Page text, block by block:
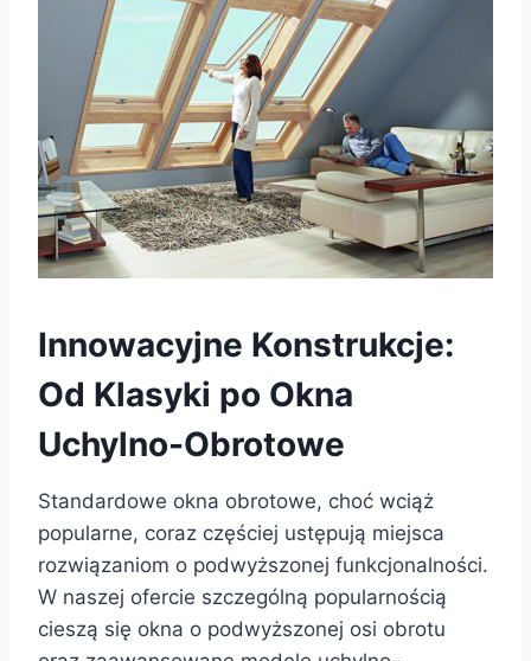
Innowacyjne Konstrukcje:
Od Klasyki po Okna
Uchylno-Obrotowe
Standardowe okna obrotowe, choć wciąż
popularne, coraz częściej ustępują miejsca
rozwiązaniom o podwyższonej funkcjonalności.
W naszej ofercie szczególną popularnością
cieszą się okna o podwyższonej osi obrotu